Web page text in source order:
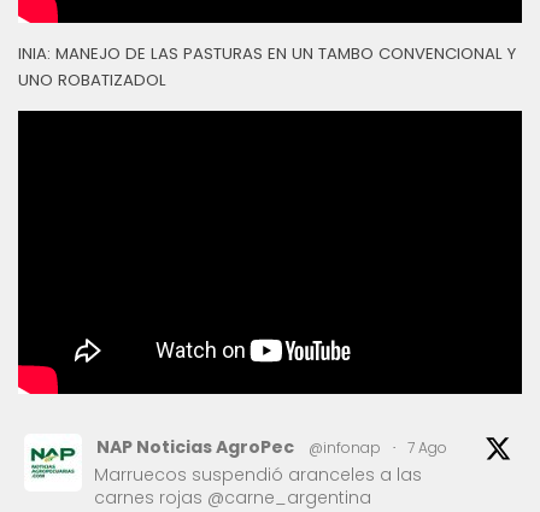
INIA: MANEJO DE LAS PASTURAS EN UN TAMBO CONVENCIONAL Y
UNO ROBATIZADOL
NAP Noticias AgroPec @infonap · 7 Ago
Marruecos suspendió aranceles a las
carnes rojas @carne_argentina